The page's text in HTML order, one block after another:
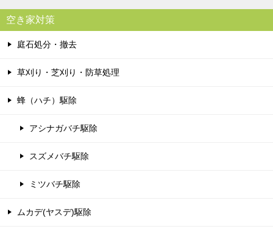
空き家対策
庭石処分・撤去
草刈り・芝刈り・防草処理
蜂（ハチ）駆除
アシナガバチ駆除
スズメバチ駆除
ミツバチ駆除
ムカデ(ヤスデ)駆除